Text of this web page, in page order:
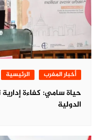
أخبار المغرب الرئيسية
حياة سامي: كفاءة إدارية
الدولية